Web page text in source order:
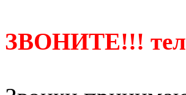
ЗВОНИТЕ!!! тел.